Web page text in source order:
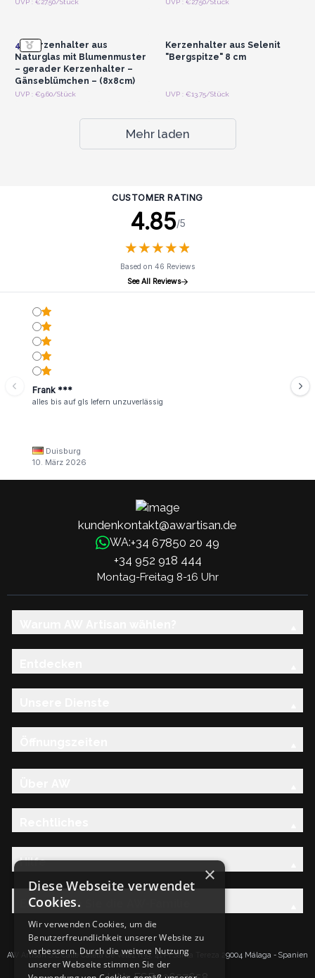
UVP : €27.50/Stück UVP : €27.50/Stück
Anmelden oder
4x Kerzenhalter aus
Naturglas mit Blumenmuster
– gerader Kerzenhalter –
Gänseblümchen – (8x8cm)
UVP : €9.60/Stück
Anmelden oder
Kerzenhalter aus Selenit
"Bergspitze" 8 cm
UVP : €13.75/Stück
Mehr laden
CUSTOMER RATING
4.85/5
★★★★★
★★★★★
Based on 46 Reviews
See All Reviews
Frank ***
alles bis auf gls lefern unzuverlässig
Duisburg
10. März 2026
kundenkontakt@awartisan.de
WA:+34 67850 20 49
+34 952 918 444
Montag-Freitag 8-16 Uhr
Hilfe
Entdecken Sie die AW-Familie
AW Artisan S.L.Calle Caleta de Velez n39, 41 PI Santa Tereza 29004 Málaga - Spanien
×
Diese Webseite verwendet
Cookies.
Wir verwenden Cookies, um die
Benutzerfreundlichkeit unserer Website zu
verbessern. Durch die weitere Nutzung
unserer Webseite stimmen Sie der